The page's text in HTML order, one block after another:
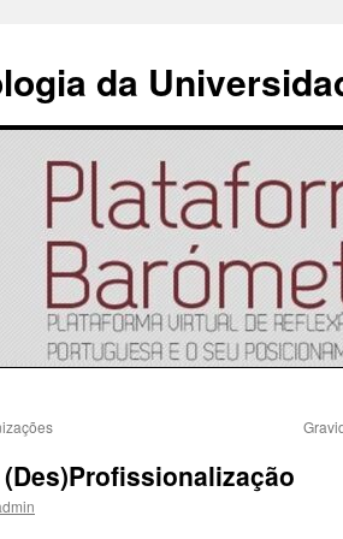
da